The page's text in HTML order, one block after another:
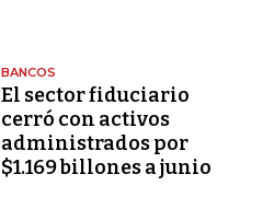
BANCOS
El sector fiduciario
cerró con activos
administrados por
$1.169 billones a junio